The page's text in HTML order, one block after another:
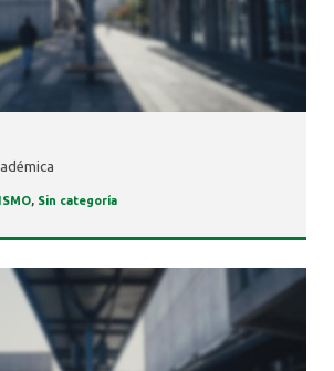
, Sin categoría